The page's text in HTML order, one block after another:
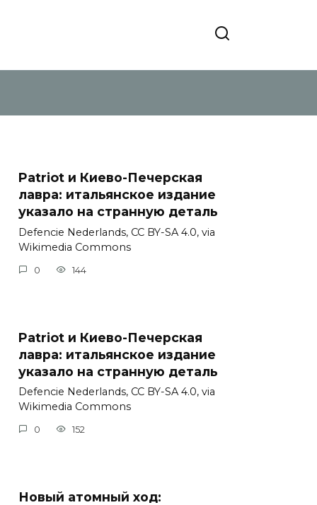
Patriot и Киево-Печерская
лавра: итальянское издание
указало на странную деталь
Defencie Nederlands, CC BY-SA 4.0, via
Wikimedia Commons
0 144
Patriot и Киево-Печерская
лавра: итальянское издание
указало на странную деталь
Defencie Nederlands, CC BY-SA 4.0, via
Wikimedia Commons
0 152
Новый атомный ход: